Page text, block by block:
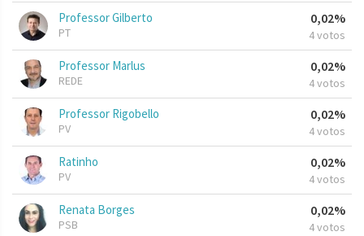
Professor Gilberto
PT
0,02%
4 votos
Professor Marlus
REDE
0,02%
4 votos
Professor Rigobello
PV
0,02%
4 votos
Ratinho
PV
0,02%
4 votos
Renata Borges
PSB
0,02%
4 votos